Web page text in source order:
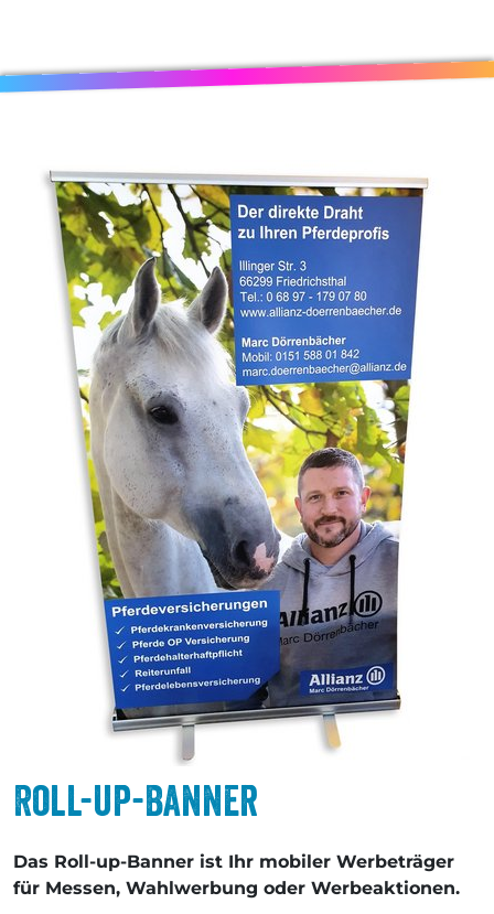
Roll-up-Banner
Das Roll-up-Banner ist Ihr mobiler Werbeträger
für Messen, Wahlwerbung oder Werbeaktionen.